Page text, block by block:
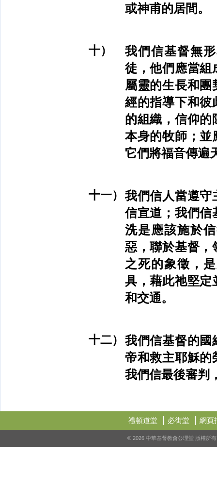
或神甫的居間。
十）
我們信基督無
徒，他們應當組
屬靈的生長和團
經的指導下和彼
的組織，信仰的
本身的牧師；並
它們將福音傳遍
十一）
我們信人當遵守
信宣道；我們信
洗是應該施於
惡，聯於基督，
之死的象徵，
具，藉此祂堅定
和交通。
十二）
我們信基督的國
帝和救主耶穌的
我們信最後審判
禮頓道堂 必街堂 網頁
© 2026 中華基督教會公理堂 版權所